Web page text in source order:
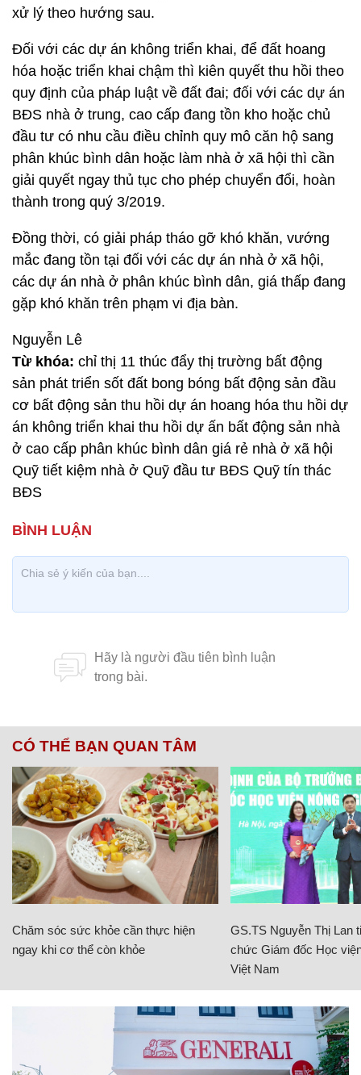
xử lý theo hướng sau.
Đối với các dự án không triển khai, để đất hoang
hóa hoặc triển khai chậm thì kiên quyết thu hồi theo
quy định của pháp luật về đất đai; đối với các dự án
BĐS nhà ở trung, cao cấp đang tồn kho hoặc chủ
đầu tư có nhu cầu điều chỉnh quy mô căn hộ sang
phân khúc bình dân hoặc làm nhà ở xã hội thì cần
giải quyết ngay thủ tục cho phép chuyển đổi, hoàn
thành trong quý 3/2019.
Đồng thời, có giải pháp tháo gỡ khó khăn, vướng
mắc đang tồn tại đối với các dự án nhà ở xã hội,
các dự án nhà ở phân khúc bình dân, giá thấp đang
gặp khó khăn trên phạm vi địa bàn.
Nguyễn Lê
Từ khóa: chỉ thị 11 thúc đẩy thị trường bất động
sản phát triển sốt đất bong bóng bất động sản đầu
cơ bất động sản thu hồi dự án hoang hóa thu hồi dự
án không triển khai thu hồi dự ấn bất động sản nhà
ở cao cấp phân khúc bình dân giá rẻ nhà ở xã hội
Quỹ tiết kiệm nhà ở Quỹ đầu tư BĐS Quỹ tín thác
BĐS
CÓ THỂ BẠN QUAN TÂM
Chăm sóc sức khỏe cần thực hiện
ngay khi cơ thể còn khỏe
GS.TS Nguyễn Thị Lan
chức Giám đốc Học
Việt Nam